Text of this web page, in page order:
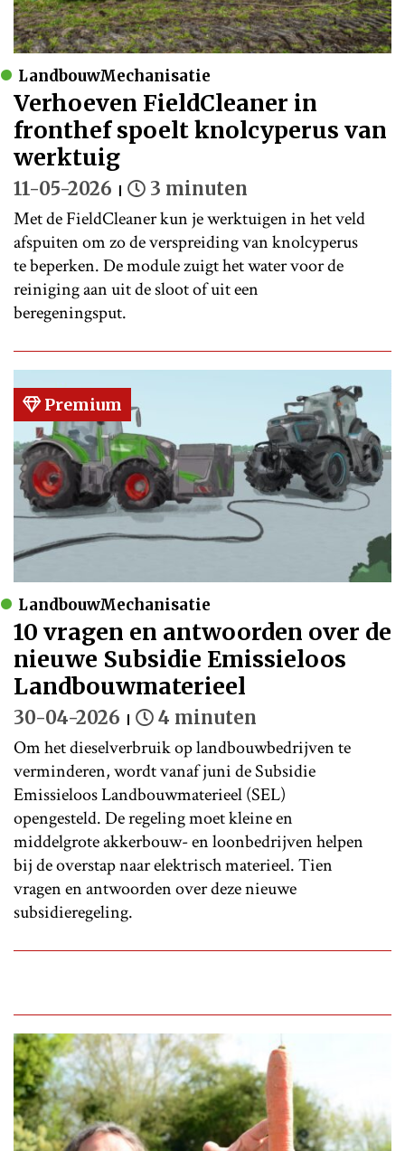
LandbouwMechanisatie
Verhoeven FieldCleaner in
fronthef spoelt knolcyperus van
werktuig
11-05-2026 3 minuten
Met de FieldCleaner kun je werktuigen in het veld
afspuiten om zo de verspreiding van knolcyperus
te beperken. De module zuigt het water voor de
reiniging aan uit de sloot of uit een
beregeningsput.
Premium
LandbouwMechanisatie
10 vragen en antwoorden over de
nieuwe Subsidie Emissieloos
Landbouwmaterieel
30-04-2026 4 minuten
Om het dieselverbruik op landbouwbedrijven te
verminderen, wordt vanaf juni de Subsidie
Emissieloos Landbouwmaterieel (SEL)
opengesteld. De regeling moet kleine en
middelgrote akkerbouw- en loonbedrijven helpen
bij de overstap naar elektrisch materieel. Tien
vragen en antwoorden over deze nieuwe
subsidieregeling.